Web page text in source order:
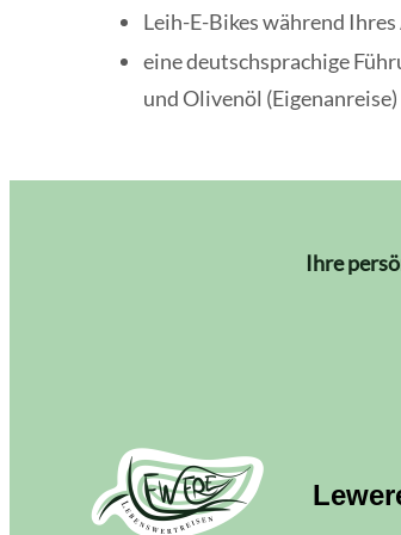
Leih-E-Bikes während
eine deutschsprachige
und Olivenöl (Eigenanreise)
Ihre